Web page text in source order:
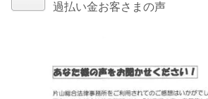
過払い金お客さまの声